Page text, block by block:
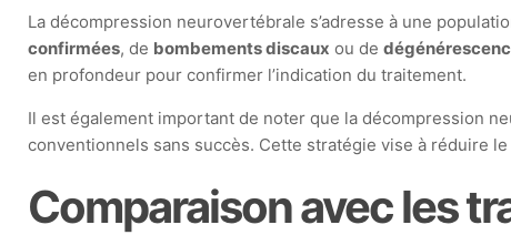
La décompression neurovertébrale s’adresse à une
confirmées, de bombements discaux ou de
en profondeur pour confirmer l’indication du traitement.
Il est également important de noter que la décompression
conventionnels sans succès. Cette stratégie vise à réduire
Comparaison avec les